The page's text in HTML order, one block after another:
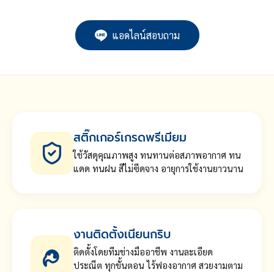
แอดไลน์สอบถาม
สติ๊กเกอร์เกรดพรีเมียม
ใช้วัสดุคุณภาพสูง ทนทานต่อสภาพอากาศ ทน
แดด ทนฝน สีไม่ซีดจาง อายุการใช้งานยาวนาน
งานติดตั้งเนียนกริบ
ติดตั้งโดยทีมช่างมืออาชีพ งานละเอียด
ประณีต ทุกขั้นตอน ไร้ฟองอากาศ สวยงามตาม